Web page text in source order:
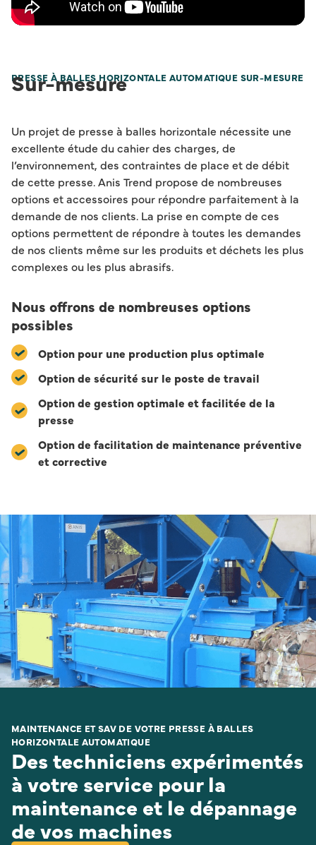
PRESSE À BALLES HORIZONTALE AUTOMATIQUE SUR-MESURE
Sur-mesure
Un projet de presse à balles horizontale nécessite une
excellente étude du cahier des charges, de
l’environnement, des contraintes de place et de débit
de cette presse. Anis Trend propose de nombreuses
options et accessoires pour répondre parfaitement à la
demande de nos clients. La prise en compte de ces
options permettent de répondre à toutes les demandes
de nos clients même sur les produits et déchets les plus
complexes ou les plus abrasifs.
Nous offrons de nombreuses options
possibles
Option pour une production plus optimale
Option de sécurité sur le poste de travail
Option de gestion optimale et facilitée de la
presse
Option de facilitation de maintenance préventive
et corrective
MAINTENANCE ET SAV DE VOTRE PRESSE À BALLES
HORIZONTALE AUTOMATIQUE
Des techniciens expérimentés
à votre service pour la
maintenance et le dépannage
de vos machines